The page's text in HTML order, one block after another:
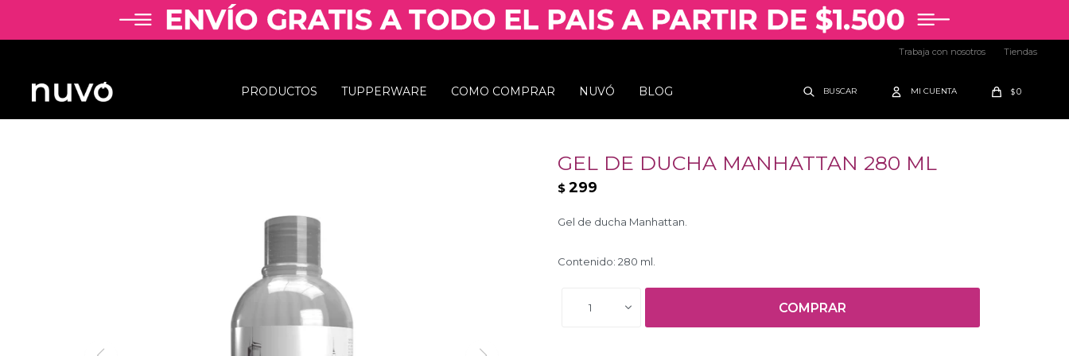
PRODUCTOS TUPPERWARE COMO COMPRAR NUVÓ BLOG $0
Trabaja con nosotros Tiendas
GEL DE DUCHA MANHATTAN 280 ML
$ 299
Gel de ducha Manhattan.
Contenido: 280 ml.
1 COMPRAR